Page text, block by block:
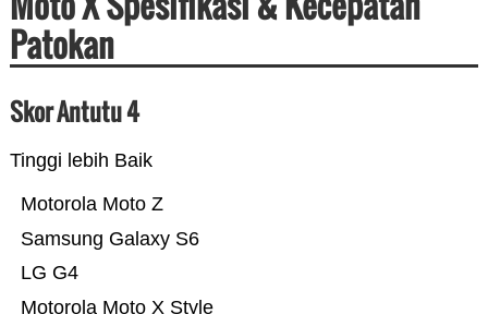
Patokan
Skor Antutu 4
Tinggi lebih Baik
Motorola Moto X Style
LG G4
Samsung Galaxy S6
Motorola Moto Z